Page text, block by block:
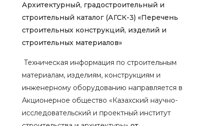
Архитектурный, градостроительный и
строительный каталог (АГСК-3) «Перечень
строительных конструкций, изделий и
строительных материалов»
Техническая информация по строительным
материалам, изделиям, конструкциям и
инженерному оборудованию направляется в
Акционерное общество «Казахский научно-
исследовательский и проектный институт